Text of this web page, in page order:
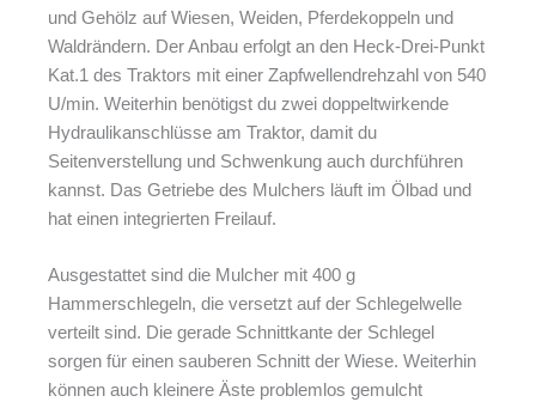
und Gehölz auf Wiesen, Weiden, Pferdekoppeln und
Waldrändern. Der Anbau erfolgt an den Heck-Drei-Punkt
Kat.1 des Traktors mit einer Zapfwellendrehzahl von 540
U/min. Weiterhin benötigst du zwei doppeltwirkende
Hydraulikanschlüsse am Traktor, damit du
Seitenverstellung und Schwenkung auch durchführen
kannst. Das Getriebe des Mulchers läuft im Ölbad und
hat einen integrierten Freilauf.
Ausgestattet sind die Mulcher mit 400 g
Hammerschlegeln, die versetzt auf der Schlegelwelle
verteilt sind. Die gerade Schnittkante der Schlegel
sorgen für einen sauberen Schnitt der Wiese. Weiterhin
können auch kleinere Äste problemlos gemulcht